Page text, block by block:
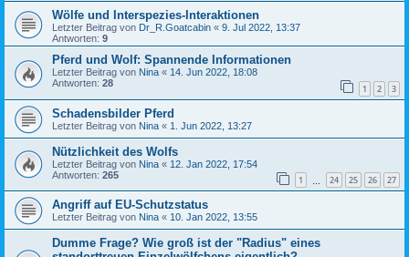
Wölfe und Interspezies-Interaktionen
Letzter Beitrag von Dr_R.Goatcabin « 9. Jul 2022, 13:37
Antworten: 9
Pferd und Wolf: Spannende Informationen
Letzter Beitrag von Nina « 14. Jun 2022, 18:08
Antworten: 28 1 2 3
Schadensbilder Pferd
Letzter Beitrag von Nina « 1. Jun 2022, 13:27
Nützlichkeit des Wolfs
Letzter Beitrag von Nina « 12. Jan 2022, 17:54
Antworten: 265 1 24 25 26 27
Angriff auf EU-Schutzstatus
Letzter Beitrag von Nina « 10. Jan 2022, 13:55
Dumme Frage? Wie groß ist der "Radius" eines